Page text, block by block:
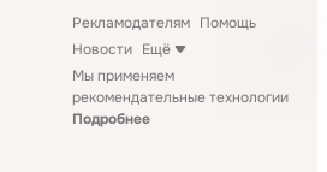
Рекламодателям Помощь
Новости Ещё
Мы применяем
рекомендательные технологии
Подробнее